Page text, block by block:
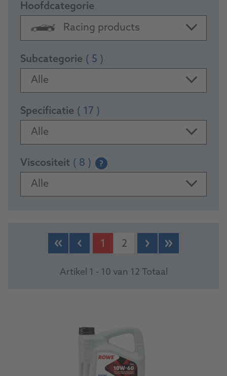
Hoofdcategorie
Racing products
Subcategorie ( 5 )
Alle
Specificatie ( 17 )
Alle
Viscositeit ( 8 ) ?
Alle
PRODUCTS
1 2
Artikel 1 - 10 van 12 Totaal